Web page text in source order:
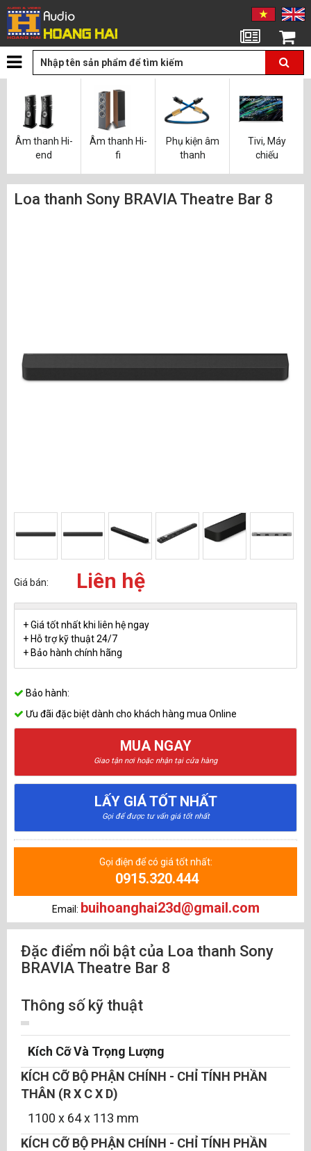
Giỏ hàng
Âm thanh Hi-
end
Âm thanh Hi-
fi
Phụ kiện âm
thanh
Tivi, Máy
chiếu
Loa thanh Sony BRAVIA Theatre Bar 8
Giá bán: Liên hệ
+ Giá tốt nhất khi liên hệ ngay
+ Hỗ trợ kỹ thuật 24/7
+ Bảo hành chính hãng
Bảo hành:
Ưu đãi đặc biệt dành cho khách hàng mua Online
MUA NGAY
Giao tận nơi hoặc nhận tại cửa hàng
LẤY GIÁ TỐT NHẤT
Gọi để được tư vấn giá tốt nhất
Gọi điện để có giá tốt nhất:
0915.320.444
Email: buihoanghai23d@gmail.com
Đặc điểm nổi bật của Loa thanh Sony
BRAVIA Theatre Bar 8
Thông số kỹ thuật
Kích Cỡ Và Trọng Lượng
KÍCH CỠ BỘ PHẬN CHÍNH - CHỈ TÍNH PHẦN
THÂN (R X C X D)
1100 x 64 x 113 mm
KÍCH CỠ BỘ PHẬN CHÍNH - CHỈ TÍNH PHẦN